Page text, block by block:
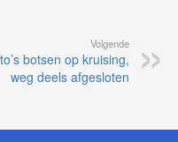
Volgende
botsen op kruising,
weg deels afgesloten